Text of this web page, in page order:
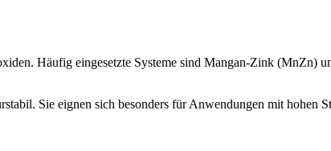
Häufig eingesetzte Systeme sind Mangan-Zink (MnZn)
Sie eignen sich besonders für Anwendungen mit hohen